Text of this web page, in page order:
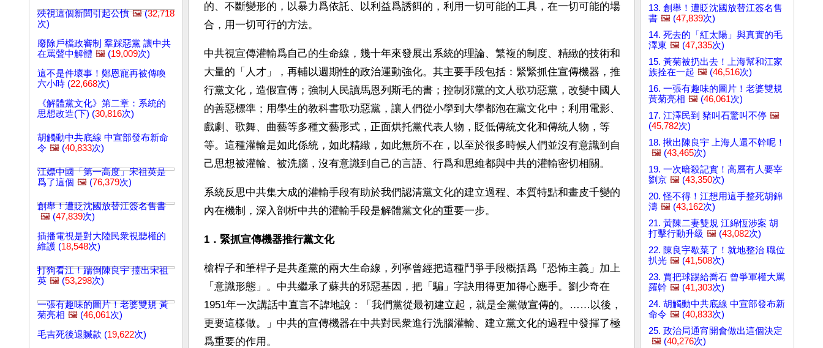
殃視這個新聞引起公憤 🖼️(32,718
次)
廢除戶檔政審制 羣踩惡黨 讓中共
在罵聲中解體 🖼️ (19,009次)
這不是件壞事！鄭恩寵再被傳喚
六小時 (22,668次)
《解體黨文化》第二章：系統的
思想改造(下) (30,816次)
胡觸動中共底線 中宣部發布新命
令 🖼️ (40,833次)
江嫖中國「第一高度」宋祖英是
爲了這個 🖼️ (76,379次)
創舉！遭貶沈國放替江簽名售書
🖼️ (47,839次)
插播電視是對大陸民衆視聽權的
維護 (18,548次)
打狗看江！踹倒陳良宇 擡出宋祖
英 🖼️ (53,298次)
一張有趣味的圖片！老婆雙規 黃
菊亮相 🖼️ (46,061次)
毛吉死後退贓款 (19,622次)
的、不斷變形的，以暴力爲依託、以利益爲誘餌的，利用一切可能的工具，在一切可能的場
合，用一切可行的方法。
中共視宣傳灌輸爲自己的生命線，幾十年來發展出系統的理論、繁複的制度、精緻的技術和
大量的「人才」，再輔以週期性的政治運動強化。其主要手段包括：緊緊抓住宣傳機器，推
行黨文化，造假宣傳；強制人民讀馬恩列斯毛的書；控制邪黨的文人歌功惡黨，改變中國人
的善惡標準；用學生的教科書歌功惡黨，讓人們從小學到大學都泡在黨文化中；利用電影、
戲劇、歌舞、曲藝等多種文藝形式，正面烘托黨代表人物，貶低傳統文化和傳統人物，等
等。這種灌輸是如此係統，如此精緻，如此無所不在，以至於很多時候人們並沒有意識到自
己思想被灌輸、被洗腦，沒有意識到自己的言語、行爲和思維都與中共的灌輸密切相關。
系統反思中共集大成的灌輸手段有助於我們認清黨文化的建立過程、本質特點和畫皮千變的
內在機制，深入剖析中共的灌輸手段是解體黨文化的重要一步。
1．緊抓宣傳機器推行黨文化
槍桿子和筆桿子是共產黨的兩大生命線，列寧曾經把這種鬥爭手段概括爲「恐怖主義」加上
「意識形態」。中共繼承了蘇共的邪惡基因，把「騙」字訣用得更加得心應手。劉少奇在
1951年一次講話中直言不諱地說：「我們黨從最初建立起，就是全黨做宣傳的。……以後，
更要這樣做。」中共的宣傳機器在中共對民衆進行洗腦灌輸、建立黨文化的過程中發揮了極
爲重要的作用。
13. 創舉！遭貶沈國放替江簽名售
書 🖼️ (47,839次)
14. 死去的「紅太陽」與真實的毛
澤東 🖼️ (47,335次)
15. 黃菊被扔出去！上海幫和江家
族拴在一起 🖼️ (46,516次)
16. 一張有趣味的圖片！老婆雙規
黃菊亮相 🖼️ (46,061次)
17. 江澤民到 豬叫石驚叫不停 🖼️
(45,782次)
18. 揪出陳良宇 上海人還不幹呢！
🖼️ (43,465次)
19. 一次暗殺記實！高層有人要宰
劉京 🖼️ (43,350次)
20. 怪不得！江想用這手整死胡錦
濤 🖼️ (43,162次)
21. 黃陳二妻雙規 江綿恆涉案 胡
打擊行動升級 🖼️ (43,082次)
22. 陳良宇歇菜了！就地整治 職位
扒光 🖼️ (41,508次)
23. 賈把球踢給喬石 曾爭軍權大罵
羅幹 🖼️ (41,303次)
24. 胡觸動中共底線 中宣部發布新
命令 🖼️ (40,833次)
25. 政治局通宵開會做出這個決定
🖼️ (40,276次)